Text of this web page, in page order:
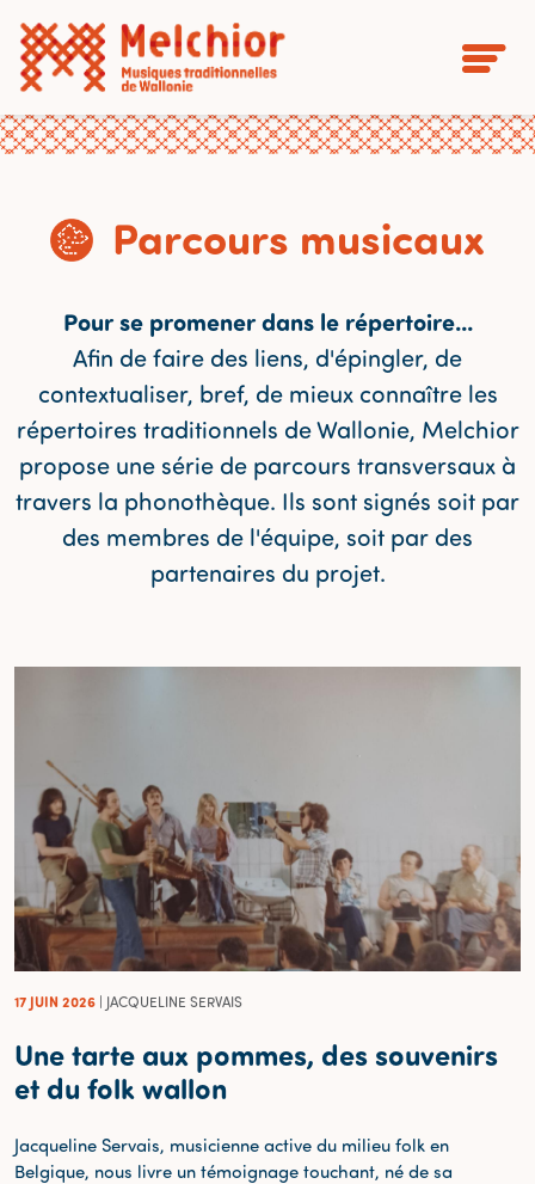
Parcours musicaux
Pour se promener dans le répertoire...
Afin de faire des liens, d'épingler, de
contextualiser, bref, de mieux connaître les
répertoires traditionnels de Wallonie, Melchior
propose une série de parcours transversaux à
travers la phonothèque. Ils sont signés soit par
des membres de l'équipe, soit par des
partenaires du projet.
17 JUIN 2026 | JACQUELINE SERVAIS
Une tarte aux pommes, des souvenirs
et du folk wallon
Jacqueline Servais, musicienne active du milieu folk en
Belgique, nous livre un témoignage touchant, né de sa